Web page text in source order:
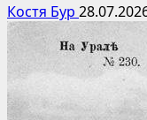
Костя Бур